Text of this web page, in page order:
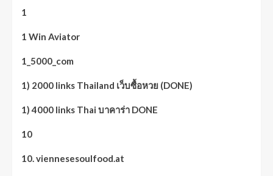
1
1 Win Aviator
1_5000_com
1) 2000 links Thailand เว็บซื้อหวย (DONE)
1) 4000 links Thai บาคาร่า DONE
10
10. viennesesoulfood.at